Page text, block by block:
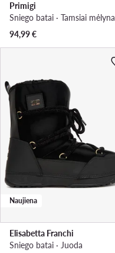
Primigi
Sniego batai · Tamsiai mėlyna
94,99€
Naujiena
Elisabetta Franchi
Sniego batai · Juoda